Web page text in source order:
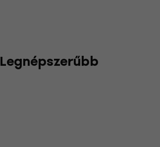
Legnépszerűbb